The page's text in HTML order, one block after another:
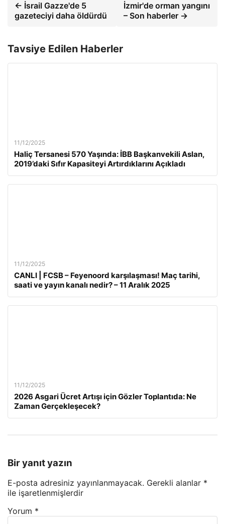
← İsrail Gazze'de 5
gazeteciyi daha öldürdü
İzmir'de orman yangını
– Son haberler →
Tavsiye Edilen Haberler
11/12/2025
Haliç Tersanesi 570 Yaşında: İBB Başkanvekili Aslan,
2019’daki Sıfır Kapasiteyi Artırdıklarını Açıkladı
11/12/2025
CANLI | FCSB – Feyenoord karşılaşması! Maç tarihi,
saati ve yayın kanalı nedir? – 11 Aralık 2025
11/12/2025
2026 Asgari Ücret Artışı için Gözler Toplantıda: Ne
Zaman Gerçekleşecek?
Bir yanıt yazın
E-posta adresiniz yayınlanmayacak. Gerekli alanlar *
ile işaretlenmişlerdir
Yorum *